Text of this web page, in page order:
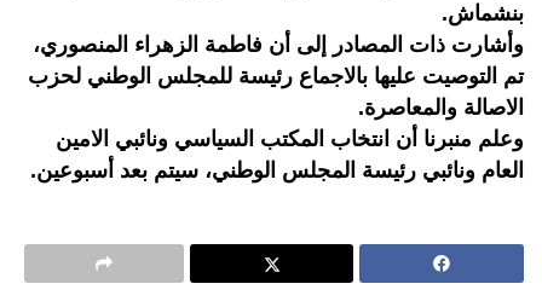
بنشماش.
وأشارت ذات المصادر إلى أن فاطمة الزهراء المنصوري،
تم التوصيت عليها بالاجماع رئيسة للمجلس الوطني لحزب
الاصالة والمعاصرة.
وعلم منبرنا أن انتخاب المكتب السياسي ونائبي الامين
العام ونائبي رئيسة المجلس الوطني، سيتم بعد أسبوعين.